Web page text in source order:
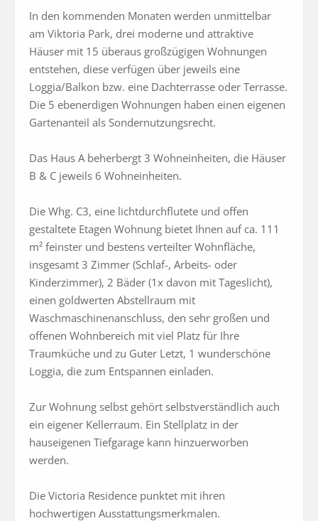
In den kommenden Monaten werden unmittelbar
am Viktoria Park, drei moderne und attraktive
Häuser mit 15 überaus großzügigen Wohnungen
entstehen, diese verfügen über jeweils eine
Loggia/Balkon bzw. eine Dachterrasse oder Terrasse.
Die 5 ebenerdigen Wohnungen haben einen eigenen
Gartenanteil als Sondernutzungsrecht.
Das Haus A beherbergt 3 Wohneinheiten, die Häuser
B & C jeweils 6 Wohneinheiten.
Die Whg. C3, eine lichtdurchflutete und offen
gestaltete Etagen Wohnung bietet Ihnen auf ca. 111
m² feinster und bestens verteilter Wohnfläche,
insgesamt 3 Zimmer (Schlaf-, Arbeits- oder
Kinderzimmer), 2 Bäder (1x davon mit Tageslicht),
einen goldwerten Abstellraum mit
Waschmaschinenanschluss, den sehr großen und
offenen Wohnbereich mit viel Platz für Ihre
Traumküche und zu Guter Letzt, 1 wunderschöne
Loggia, die zum Entspannen einladen.
Zur Wohnung selbst gehört selbstverständlich auch
ein eigener Kellerraum. Ein Stellplatz in der
hauseigenen Tiefgarage kann hinzuerworben
werden.
Die Victoria Residence punktet mit ihren
hochwertigen Ausstattungsmerkmalen.